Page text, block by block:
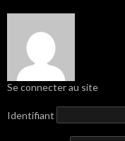
Se connecter au site
Identifiant